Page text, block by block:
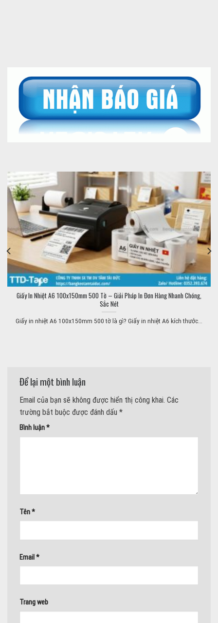
Giấy In Nhiệt A6 100x150mm 500 Tờ – Giải Pháp In Đơn Hàng Nhanh Chóng,
Sắc Nét
Giấy in nhiệt A6 100x150mm 500 tờ là gì? Giấy in nhiệt A6 kích thước...
Để lại một bình luận
Email của bạn sẽ không được hiển thị công khai. Các
trường bắt buộc được đánh dấu *
Bình luận*
Tên*
Email *
Trang web